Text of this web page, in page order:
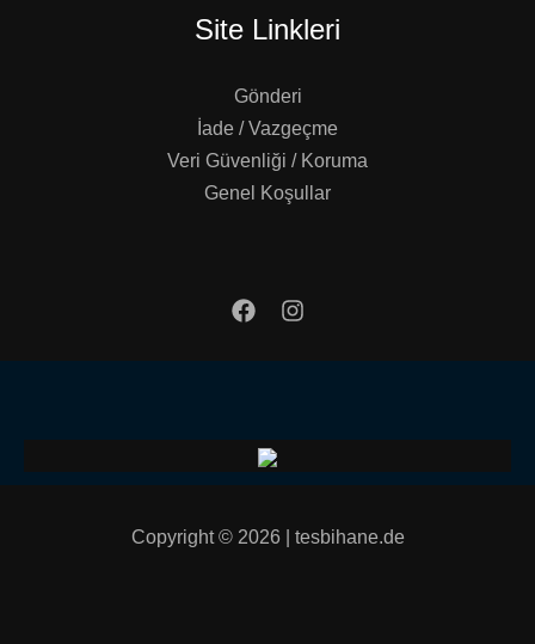
Site Linkleri
Gönderi
İade / Vazgeçme
Veri Güvenliği / Koruma
Genel Koşullar
Copyright © 2026 | tesbihane.de